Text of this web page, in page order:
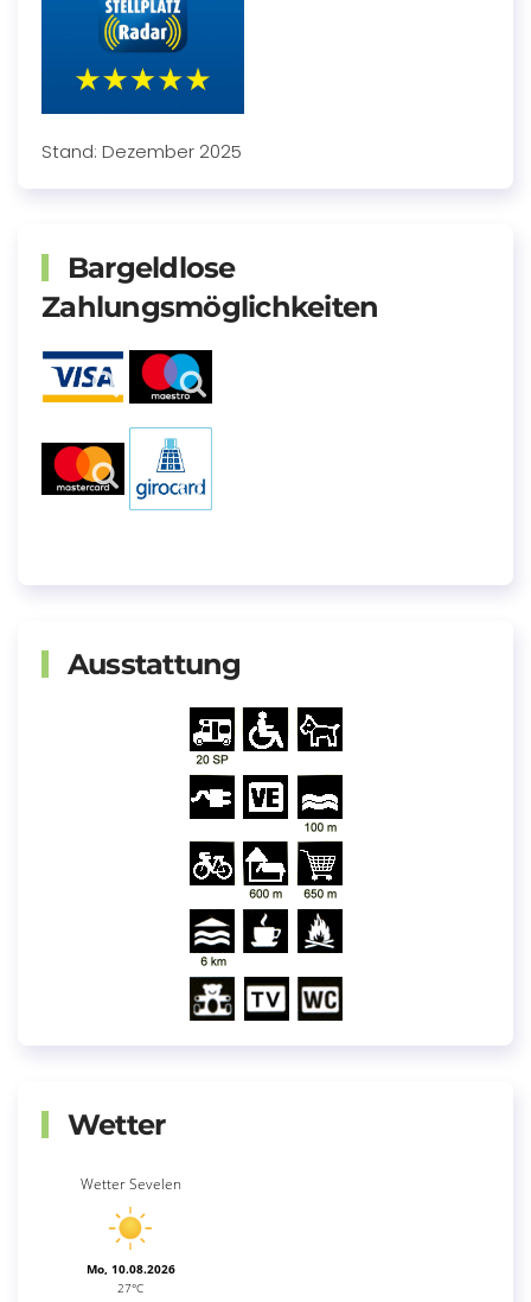
Stand: Dezember 2025
Bargeldlose
Zahlungsmöglichkeiten
Ausstattung
Wetter
Wetter Sevelen
Mo, 10.08.2026
27°C